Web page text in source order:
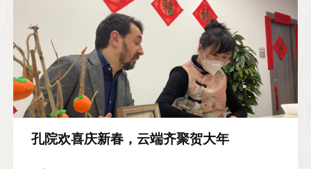
孔院欢喜庆新春，云端齐聚贺大年